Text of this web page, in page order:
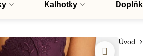
Kalhotky
Úvod